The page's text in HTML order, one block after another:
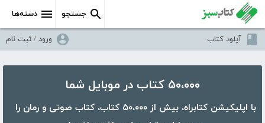
دسته‌ها جستجو
آپلود کتاب ورود / ثبت نام
۵۰،۰۰۰ کتاب در موبایل شما
با اپلیکیشن کتابراه، بیش از ۵۰،۰۰۰ کتاب، کتاب صوتی و رمان را